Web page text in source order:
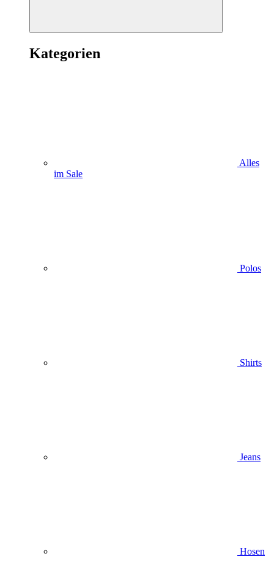
Kategorien
Alles
im Sale
Polos
Shirts
Jeans
Hosen